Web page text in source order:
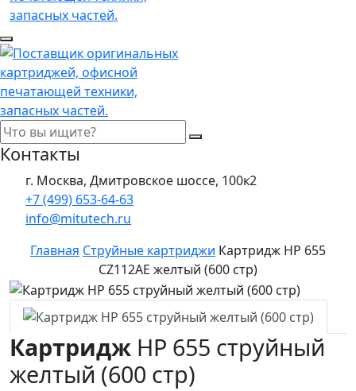
Контакты
г. Москва, Дмитровское шоссе, 100к2
+7 (499) 653-64-63
info@mitutech.ru
Главная Струйные картриджи Картридж HP 655
CZ112AE желтый (600 стр)
Картридж HP 655 струйный
желтый (600 стр)